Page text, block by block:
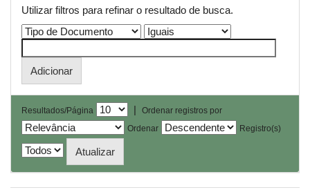
Utilizar filtros para refinar o resultado de busca.
Resultados/Página |
Ordenar registros por
Ordenar
Registro(s)